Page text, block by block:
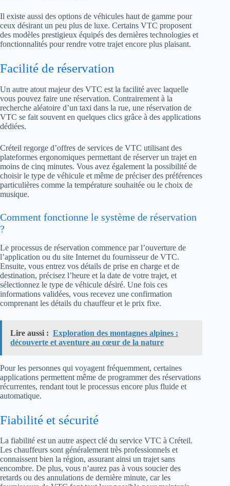
Il existe aussi des options de véhicules haut de gamme pour
ceux désirant un peu plus de luxe. Certains VTC proposent
des modèles prestigieux équipés des dernières technologies et
fonctionnalités pour rendre votre trajet encore plus plaisant.
Facilité de réservation
Un autre atout majeur des VTC est la facilité avec laquelle
vous pouvez faire une réservation. Contrairement à la
recherche aléatoire d’un taxi dans la rue, une réservation de
VTC se fait souvent en quelques clics grâce à des applications
dédiées.
Créteil regorge d’offres de services de VTC utilisant des
plateformes ergonomiques permettant de réserver un trajet en
moins de cinq minutes. Vous avez également la possibilité de
choisir le type de véhicule et même de préciser des préférences
particulières comme la température souhaitée ou le choix de
musique.
Comment fonctionne le système de réservation
?
Le processus de réservation commence par l’ouverture de
l’application ou du site Internet du fournisseur de VTC.
Ensuite, vous entrez vos détails de prise en charge et de
destination, précisez l’heure et la date de votre trajet, et
sélectionnez le type de véhicule désiré. Une fois ces
informations validées, vous recevez une confirmation
comprenant les détails du chauffeur et le prix fixe.
Lire aussi : Exploration des montagnes alpines :
découverte et aventure au cœur de la nature
Pour les personnes qui voyagent fréquemment, certaines
applications permettent même de programmer des réservations
récurrentes, rendant tout le processus encore plus fluide et
automatique.
Fiabilité et sécurité
La fiabilité est un autre aspect clé du service VTC à Créteil.
Les chauffeurs sont généralement très professionnels et
connaissent bien la région, assurant ainsi un trajet sans
encombre. De plus, vous n’aurez pas à vous soucier des
retards ou des annulations de dernière minute, car les